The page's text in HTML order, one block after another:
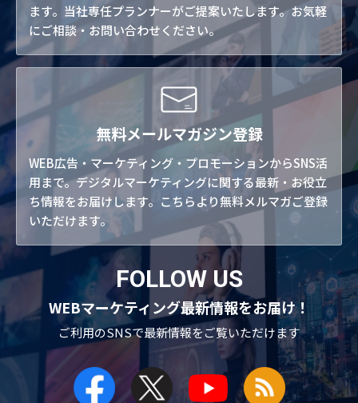
ます。当社専任プランナーがご提案いたします。お気軽
にご相談・お問い合わせください。
無料メールマガジン登録
WEB広告・マーケティング・プロモーションからSNS活
用まで。デジタルマーケティングに関する最新・お役立
ち情報をお届けします。こちらより無料メルマガご登録
いただけます。
FOLLOW US
WEBマーケティング最新情報をお届け！
ご利用のSNSで最新情報をご覧いただけます